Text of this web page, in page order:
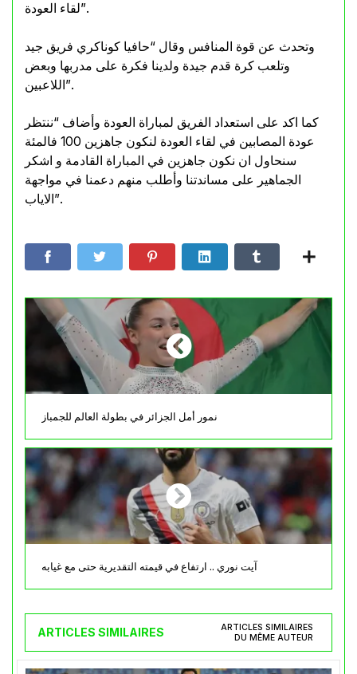
لقاء العودة”.
وتحدث عن قوة المنافس وقال “حافيا كوناكري فريق جيد
وتلعب كرة قدم جيدة ولدينا فكرة على مدربها وبعض
اللاعبين”.
كما اكد على استعداد الفريق لمباراة العودة وأضاف “ننتظر
عودة المصابين في لقاء العودة لنكون جاهزين 100 فالمئة
سنحاول ان نكون جاهزين في المباراة القادمة و اشكر
الجماهير على مساندتنا وأطلب منهم دعمنا في مواجهة
الاياب”.
نمور أمل الجزائر في بطولة العالم للجمباز
آيت نوري .. ارتفاع في قيمته التقديرية حتى مع غيابه
ARTICLES SIMILAIRES
ARTICLES SIMILAIRES
DU MÊME AUTEUR